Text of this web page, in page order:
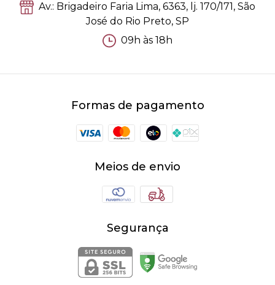
Av.: Brigadeiro Faria Lima, 6363, lj. 170/171, São
José do Rio Preto, SP
09h às 18h
Formas de pagamento
Meios de envio
Segurança